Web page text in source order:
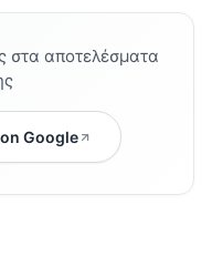
στα αποτελέσματα
Google